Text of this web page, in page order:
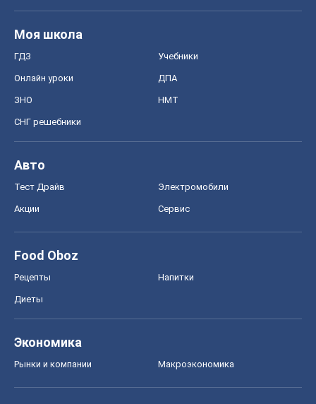
Моя школа
ГДЗ Учебники
Онлайн уроки ДПА
ЗНО НМТ
СНГ решебники
Авто
Тест Драйв Электромобили
Акции Сервис
Food Oboz
Рецепты Напитки
Диеты
Экономика
Рынки и компании Mакроэкономика